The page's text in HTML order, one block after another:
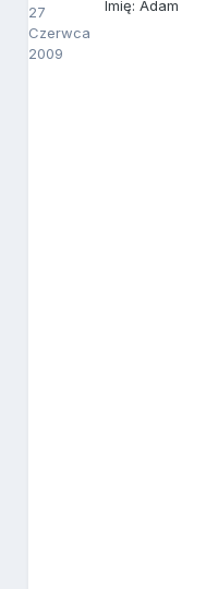
27
Czerwca
2009
Imię: Adam